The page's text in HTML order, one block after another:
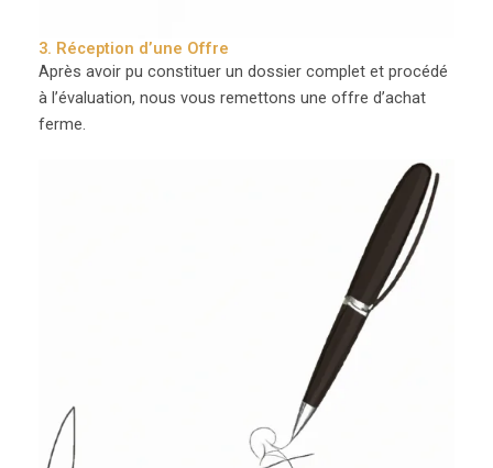
3. Réception d’une Offre
Après avoir pu constituer un dossier complet et procédé
à l’évaluation, nous vous remettons une offre d’achat
ferme.